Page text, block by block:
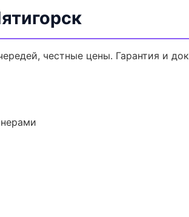
честные цены. Гарантия и